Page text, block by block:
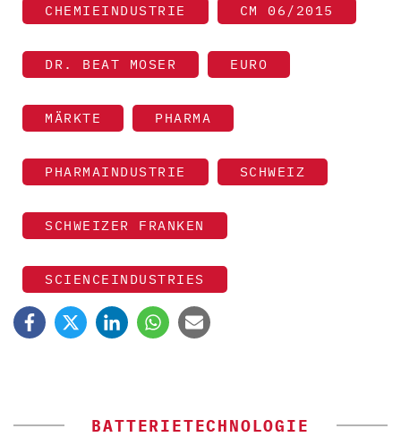
CHEMIEINDUSTRIE CM 06/2015
DR. BEAT MOSER EURO
MÄRKTE PHARMA
PHARMAINDUSTRIE SCHWEIZ
SCHWEIZER FRANKEN
SCIENCEINDUSTRIES
BATTERIETECHNOLOGIE